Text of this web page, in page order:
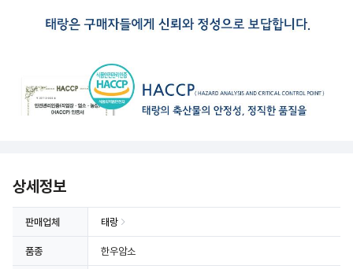
상세정보
판매업체 태랑
품종 한우암소